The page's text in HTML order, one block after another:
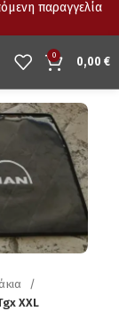
παραγγελία
0 0,00 €
XXL